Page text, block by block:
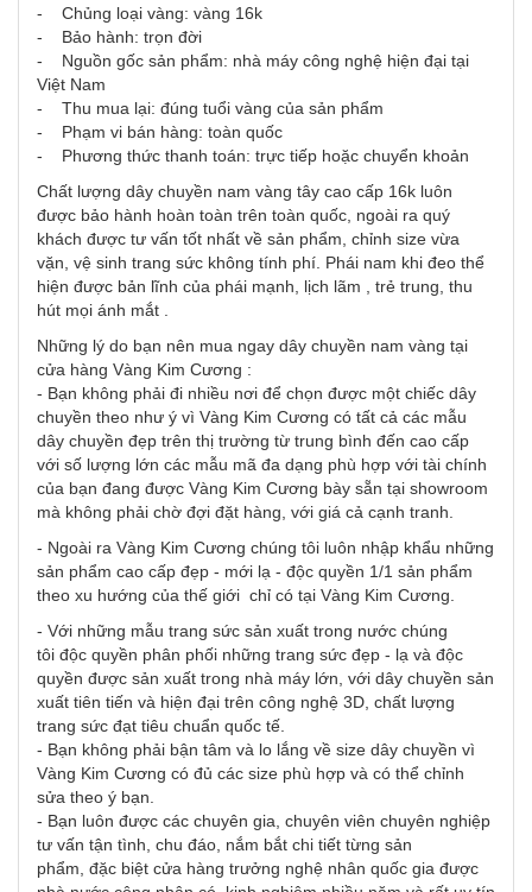
- Chủng loại vàng: vàng 16k
- Bảo hành: trọn đời
- Nguồn gốc sản phẩm: nhà máy công nghệ hiện đại tại
Việt Nam
- Thu mua lại: đúng tuổi vàng của sản phẩm
- Phạm vi bán hàng: toàn quốc
- Phương thức thanh toán: trực tiếp hoặc chuyển khoản
Chất lượng dây chuyền nam vàng tây cao cấp 16k luôn
được bảo hành hoàn toàn trên toàn quốc, ngoài ra quý
khách được tư vấn tốt nhất về sản phẩm, chỉnh size vừa
vặn, vệ sinh trang sức không tính phí. Phái nam khi đeo thể
hiện được bản lĩnh của phái mạnh, lịch lãm , trẻ trung, thu
hút mọi ánh mắt .
Những lý do bạn nên mua ngay dây chuyền nam vàng tại
cửa hàng Vàng Kim Cương :
- Bạn không phải đi nhiều nơi để chọn được một chiếc dây
chuyền theo như ý vì Vàng Kim Cương có tất cả các mẫu
dây chuyền đẹp trên thị trường từ trung bình đến cao cấp
với số lượng lớn các mẫu mã đa dạng phù hợp với tài chính
của bạn đang được Vàng Kim Cương bày sẵn tại showroom
mà không phải chờ đợi đặt hàng, với giá cả cạnh tranh.
- Ngoài ra Vàng Kim Cương chúng tôi luôn nhập khẩu những
sản phẩm cao cấp đẹp - mới lạ - độc quyền 1/1 sản phẩm
theo xu hướng của thế giới chỉ có tại Vàng Kim Cương.
- Với những mẫu trang sức sản xuất trong nước chúng
tôi độc quyền phân phối những trang sức đẹp - lạ và độc
quyền được sản xuất trong nhà máy lớn, với dây chuyền sản
xuất tiên tiến và hiện đại trên công nghệ 3D, chất lượng
trang sức đạt tiêu chuẩn quốc tế.
- Bạn không phải bận tâm và lo lắng về size dây chuyền vì
Vàng Kim Cương có đủ các size phù hợp và có thể chỉnh
sửa theo ý bạn.
- Bạn luôn được các chuyên gia, chuyên viên chuyên nghiệp
tư vấn tận tình, chu đáo, nắm bắt chi tiết từng sản
phẩm, đặc biệt cửa hàng trưởng nghệ nhân quốc gia được